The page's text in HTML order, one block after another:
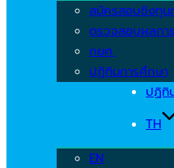
สมัครสอบชิงทุน
ตรวจสอบผลกา
กยศ.
ปฏิทินการศึกษา
ปฏิทิ
TH
EN